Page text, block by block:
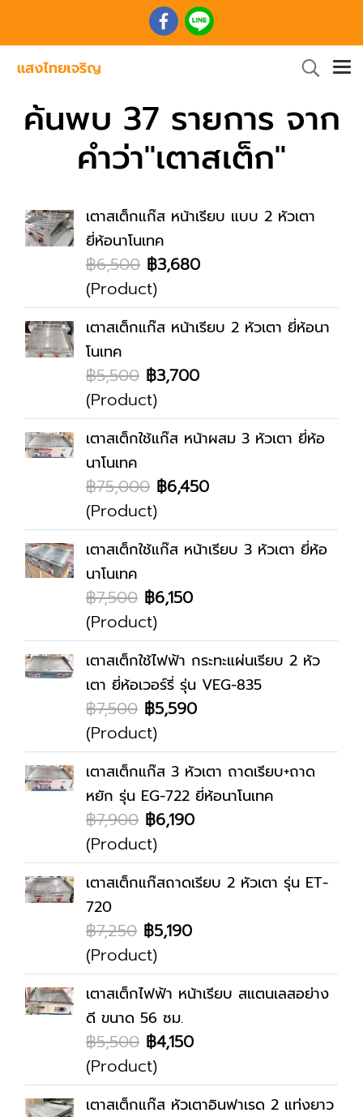
ค้นพบ 37 รายการ จาก
คำว่า"เตาสเต็ก"
เตาสเต็กแก๊ส หน้าเรียบ แบบ 2 หัวเตา
ยี่ห้อนาโนเทค
฿6,500 ฿3,680
(Product)
เตาสเต็กแก๊ส หน้าเรียบ 2 หัวเตา ยี่ห้อนา
โนเทค
฿5,500 ฿3,700
(Product)
เตาสเต็กใช้แก๊ส หน้าผสม 3 หัวเตา ยี่ห้อ
นาโนเทค
฿75,000 ฿6,450
(Product)
เตาสเต็กใช้แก๊ส หน้าเรียบ 3 หัวเตา ยี่ห้อ
นาโนเทค
฿7,500 ฿6,150
(Product)
เตาสเต็กใช้ไฟฟ้า กระทะแผ่นเรียบ 2 หัว
เตา ยี่ห้อเวอร์รี่ รุ่น VEG-835
฿7,500 ฿5,590
(Product)
เตาสเต็กแก๊ส 3 หัวเตา ถาดเรียบ+ถาด
หยัก รุ่น EG-722 ยี่ห้อนาโนเทค
฿7,900 ฿6,190
(Product)
เตาสเต็กแก๊สถาดเรียบ 2 หัวเตา รุ่น ET-
720
฿7,250 ฿5,190
(Product)
เตาสเต็กไฟฟ้า หน้าเรียบ สแตนเลสอย่าง
ดี ขนาด 56 ซม.
฿5,500 ฿4,150
(Product)
เตาสเต็กแก๊ส หัวเตาอินฟาเรด 2 แท่งยาว